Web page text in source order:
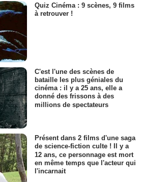
Quiz Cinéma : 9 scènes, 9 films
à retrouver !
C'est l'une des scènes de
bataille les plus géniales du
cinéma : il y a 25 ans, elle a
donné des frissons à des
millions de spectateurs
Présent dans 2 films d'une saga
de science-fiction culte ! Il y a
12 ans, ce personnage est mort
en même temps que l'acteur qui
l'incarnait